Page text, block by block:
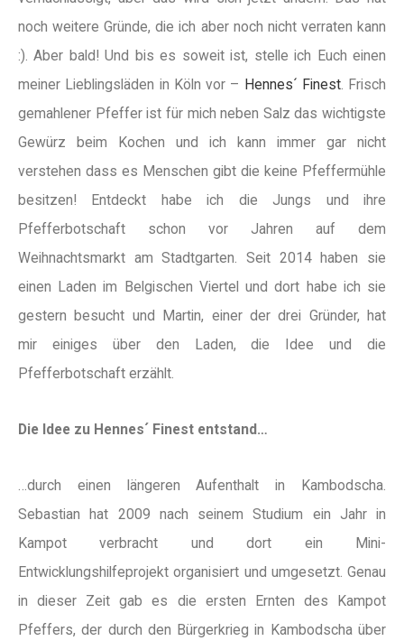
noch weitere Gründe, die ich aber noch nicht verraten kann
:). Aber bald! Und bis es soweit ist, stelle ich Euch einen
meiner Lieblingsläden in Köln vor – Hennes´ Finest. Frisch
gemahlener Pfeffer ist für mich neben Salz das wichtigste
Gewürz beim Kochen und ich kann immer gar nicht
verstehen dass es Menschen gibt die keine Pfeffermühle
besitzen! Entdeckt habe ich die Jungs und ihre
Pfefferbotschaft schon vor Jahren auf dem
Weihnachtsmarkt am Stadtgarten. Seit 2014 haben sie
einen Laden im Belgischen Viertel und dort habe ich sie
gestern besucht und Martin, einer der drei Gründer, hat
mir einiges über den Laden, die Idee und die
Pfefferbotschaft erzählt.
Die Idee zu Hennes´ Finest entstand…
…durch einen längeren Aufenthalt in Kambodscha.
Sebastian hat 2009 nach seinem Studium ein Jahr in
Kampot verbracht und dort ein Mini-
Entwicklungshilfeprojekt organisiert und umgesetzt. Genau
in dieser Zeit gab es die ersten Ernten des Kampot
Pfeffers, der durch den Bürgerkrieg in Kambodscha über